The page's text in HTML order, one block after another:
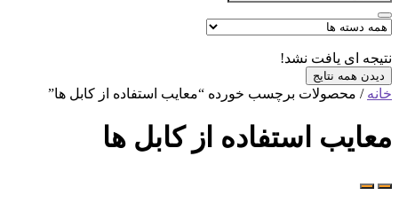
نتیجه ای یافت نشد!
دیدن همه نتایج
خانه / محصولات برچسب خورده “معایب استفاده از کابل ها”
معایب استفاده از کابل ها